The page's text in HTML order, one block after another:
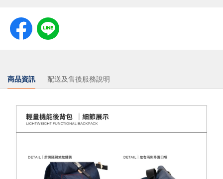
商品資訊 配送及售後服務說明